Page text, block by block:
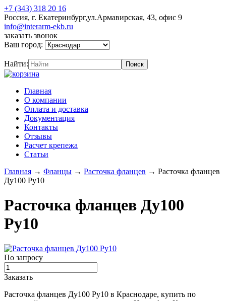
+7 (343) 318 20 16
Россия, г. Екатеринбург,ул.Армавирская, 43, офис 9
info@interarm-ekb.ru
заказать звонок
Ваш город:
Найти:
Главная
О компании
Оплата и доставка
Документация
Контакты
Отзывы
Расчет крепежа
Статьи
Главная → Фланцы → Расточка фланцев → Расточка фланцев
Ду100 Ру10
Расточка фланцев Ду100
Ру10
По запросу
Заказать
Расточка фланцев Ду100 Ру10 в Краснодаре, купить по